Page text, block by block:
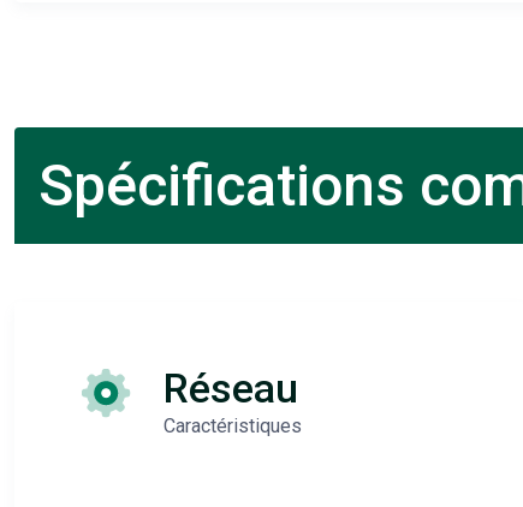
Spécifications
Réseau
Caractéristiques